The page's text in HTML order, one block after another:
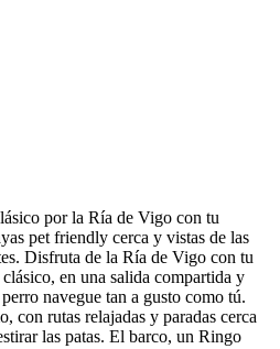
por la Ría de Vigo con tu
pet friendly cerca y vistas de las
Disfruta de la Ría de Vigo con tu
en una salida compartida y
navegue tan a gusto como tú.
con rutas relajadas y paradas cerca
las patas. El barco, un Ringo